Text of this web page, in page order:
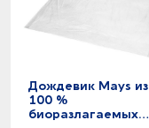
Дождевик Mays из
100 %
биоразлагаемых